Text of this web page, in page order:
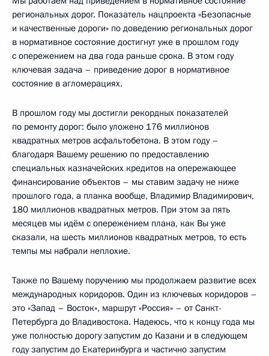
региональных дорог. Показатель нацпроекта «Безопасные
и качественные дороги» по доведению региональных дорог
в нормативное состояние достигнут уже в прошлом году
с опережением на два года раньше срока. В этом году
ключевая задача – приведение дорог в нормативное
состояние в агломерациях.
В прошлом году мы достигли рекордных показателей
по ремонту дорог: было уложено 176 миллионов
квадратных метров асфальтобетона. В этом году –
благодаря Вашему решению по предоставлению
специальных казначейских кредитов на опережающее
финансирование объектов – мы ставим задачу не ниже
прошлого года, а планка вообще, Владимир Владимирович,
180 миллионов квадратных метров. При этом за пять
месяцев мы идём с опережением плана, как Вы уже
сказали, на шесть миллионов квадратных метров, то есть
темпы мы набрали неплохие.
Также по Вашему поручению мы продолжаем развитие всех
международных коридоров. Один из ключевых коридоров –
это «Запад – Восток», маршрут «Россия» – от Санкт-
Петербурга до Владивостока. Надеюсь, что к концу года мы
уже полностью дорогу запустим до Казани и в следующем
году запустим до Екатеринбурга и частично запустим